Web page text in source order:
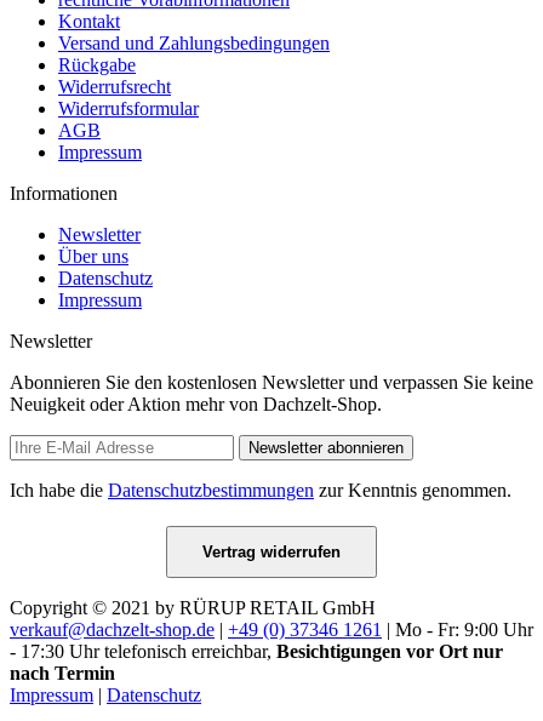
Kontakt
Versand und Zahlungsbedingungen
Rückgabe
Widerrufsrecht
Widerrufsformular
AGB
Impressum
Informationen
Newsletter
Über uns
Datenschutz
Impressum
Newsletter
Abonnieren Sie den kostenlosen Newsletter und verpassen Sie keine
Neuigkeit oder Aktion mehr von Dachzelt-Shop.
Newsletter abonnieren
Ich habe die Datenschutzbestimmungen zur Kenntnis genommen.
Vertrag widerrufen
Copyright © 2021 by RÜRUP RETAIL GmbH
verkauf@dachzelt-shop.de | +49 (0) 37346 1261 | Mo - Fr: 9:00 Uhr
- 17:30 Uhr telefonisch erreichbar, Besichtigungen vor Ort nur
nach Termin
Impressum | Datenschutz